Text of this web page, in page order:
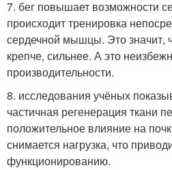
7. бег повышает возможности
происходит тренировка
сердечной мышцы. Это значит,
крепче, сильнее. А это
производительности.
8. исследования учёных
частичная регенерация ткани
положительное влияние на
снимается нагрузка, что
функционированию.